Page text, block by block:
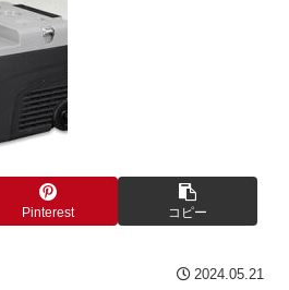
Pinterest コピー
2024.05.21